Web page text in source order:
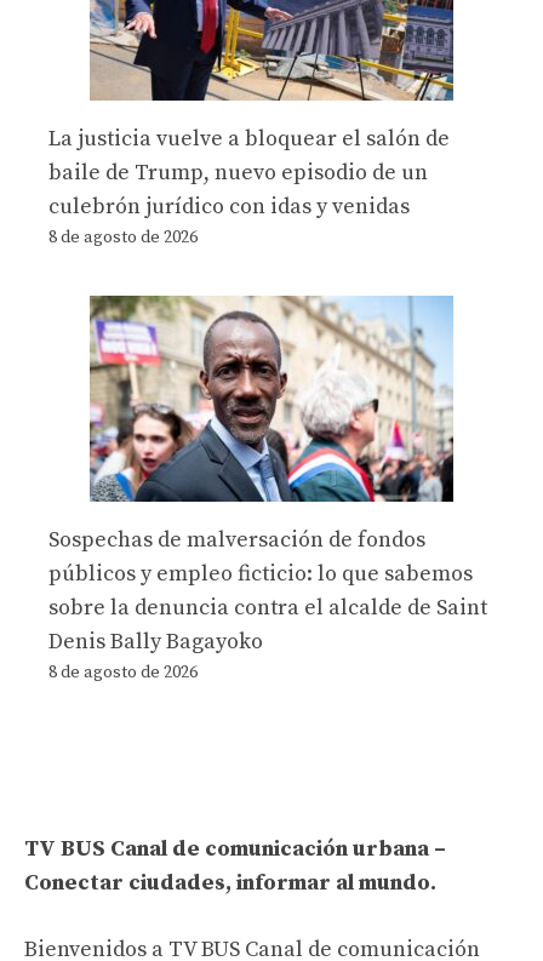
La justicia vuelve a bloquear el salón de
baile de Trump, nuevo episodio de un
culebrón jurídico con idas y venidas
8 de agosto de 2026
Sospechas de malversación de fondos
públicos y empleo ficticio: lo que sabemos
sobre la denuncia contra el alcalde de Saint
Denis Bally Bagayoko
8 de agosto de 2026
TV BUS Canal de comunicación urbana –
Conectar ciudades, informar al mundo.
Bienvenidos a TV BUS Canal de comunicación